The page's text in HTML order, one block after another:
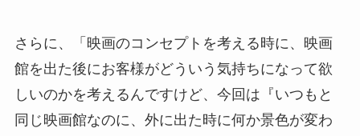
さらに、「映画のコンセプトを考える時に、映画
館を出た後にお客様がどういう気持ちになって欲
しいのかを考えるんですけど、今回は『いつもと
同じ映画館なのに、外に出た時に何か景色が変わ